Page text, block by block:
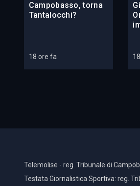
Campobasso, torna
Tantalocchi?
18 ore fa
Telemolise - reg. Tribunale di
Testata Giornalistica Sportiva: reg.